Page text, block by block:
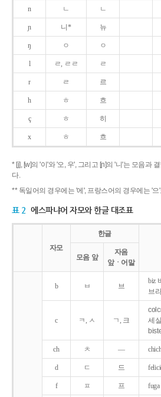
n ㄴ ㄴ
ɲ 니* 뉴
ŋ ㅇ ㅇ
l ㄹ, ㄹㄹ ㄹ
r ㄹ 르
h ㅎ 흐
ç ㅎ 히
x ㅎ 흐
* [j], [w]의 '이'와 '오, 우', 그리고 [ɲ]의 '니'는 모음과
다.
** 독일어의 경우에는 '에', 프랑스어의 경우에는 '으
표 2 에스파냐어 자모와 한글 대조표
자모
한글
모음 앞
자음
앞ㆍ어말
b ㅂ 브
biz
브
c ㅋ, ㅅ ㄱ, 크
세
ch ㅊ ―
d ㄷ 드
f ㅍ 프